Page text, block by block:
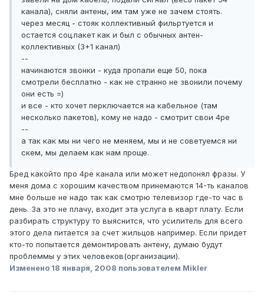
канала), сняли антены, им там уже не зачем стоять.
через месяц - стояк коллективный фильртуется и
остается соц.пакет как и был с обычных антен-
коллективных (3+1 канал)
--
начинаются звонки - куда пропали еще 50, пока
смотрели бесплатно - как не странно не звонили почему
они есть =)
и все - кто хочет перключается на кабельное (там
несколько пакетов), кому не надо - смотрит свои 4ре
--
а так как мы ни чего не меняем, мы и не советуемся ни
скем, мы делаем как нам проще.
Бред какойто про 4ре канала или может недопонял фразы. У
меня дома с хорошим качеством принемаются 14-ть каналов
мне больше не надо так как смотрю телевизор где-то час в
день. За это не плачу, входит эта услуга в кварт плату. Если
разбирать структуру то выяснится, что усилитель для всего
этого дела питается за счет жильцов например. Если придет
кто-то попытается демонтировать антену, думаю будут
проблеммы у этих человеков(организации).
Изменено 18 января, 2008 пользователем Mikler